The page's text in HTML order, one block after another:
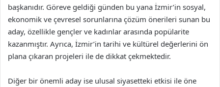
başkanıdır. Göreve geldiği günden bu yana İzmir’in sosyal,
ekonomik ve çevresel sorunlarına çözüm önerileri sunan bu
aday, özellikle gençler ve kadınlar arasında popülarite
kazanmıştır. Ayrıca, İzmir’in tarihi ve kültürel değerlerini ön
plana çıkaran projeleri ile de dikkat çekmektedir.
Diğer bir önemli aday ise ulusal siyasetteki etkisi ile öne